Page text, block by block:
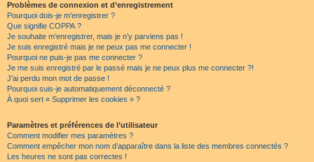
Problèmes de connexion et d’enregistrement
Pourquoi dois-je m’enregistrer ?
Que signifie COPPA ?
Je souhaite m’enregistrer, mais je n’y parviens pas !
Je suis enregistré mais je ne peux pas me connecter !
Pourquoi ne puis-je pas me connecter ?
Je me suis enregistré par le passé mais je ne peux plus me connecter ?!
J’ai perdu mon mot de passe !
Pourquoi suis-je automatiquement déconnecté ?
À quoi sert « Supprimer les cookies » ?
Paramètres et préférences de l’utilisateur
Comment modifier mes paramètres ?
Comment empêcher mon nom d’apparaître dans la liste des membres connectés ?
Les heures ne sont pas correctes !